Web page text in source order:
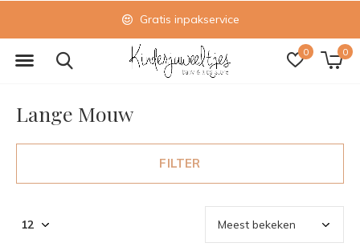
0 0
Gratis inpakservice
Lange Mouw
FILTER